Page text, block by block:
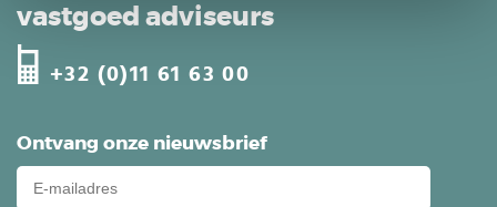
Ontvang onze nieuwsbrief
vastgoed adviseurs
+32 (0)11 61 63 00